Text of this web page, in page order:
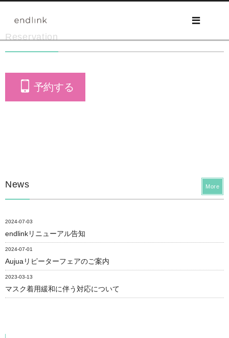
Reservation
予約する
News
2024-07-03
endlinkリニューアル告知
2024-07-01
Aujuaリピーターフェアのご案内
2023-03-13
マスク着用緩和に伴う対応について
More